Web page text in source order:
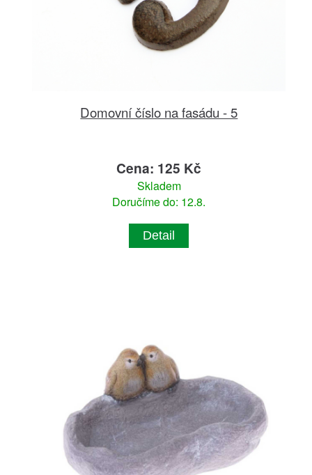
Domovní číslo na fasádu - 5
Cena: 125 Kč
Skladem
Doručíme do: 12.8.
Detail